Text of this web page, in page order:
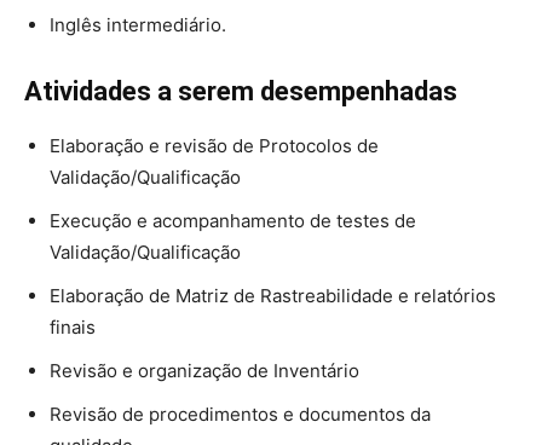
Inglês intermediário.
Atividades a serem desempenhadas
Elaboração e revisão de Protocolos de
Validação/Qualificação
Execução e acompanhamento de testes de
Validação/Qualificação
Elaboração de Matriz de Rastreabilidade e relatórios
finais
Revisão e organização de Inventário
Revisão de procedimentos e documentos da